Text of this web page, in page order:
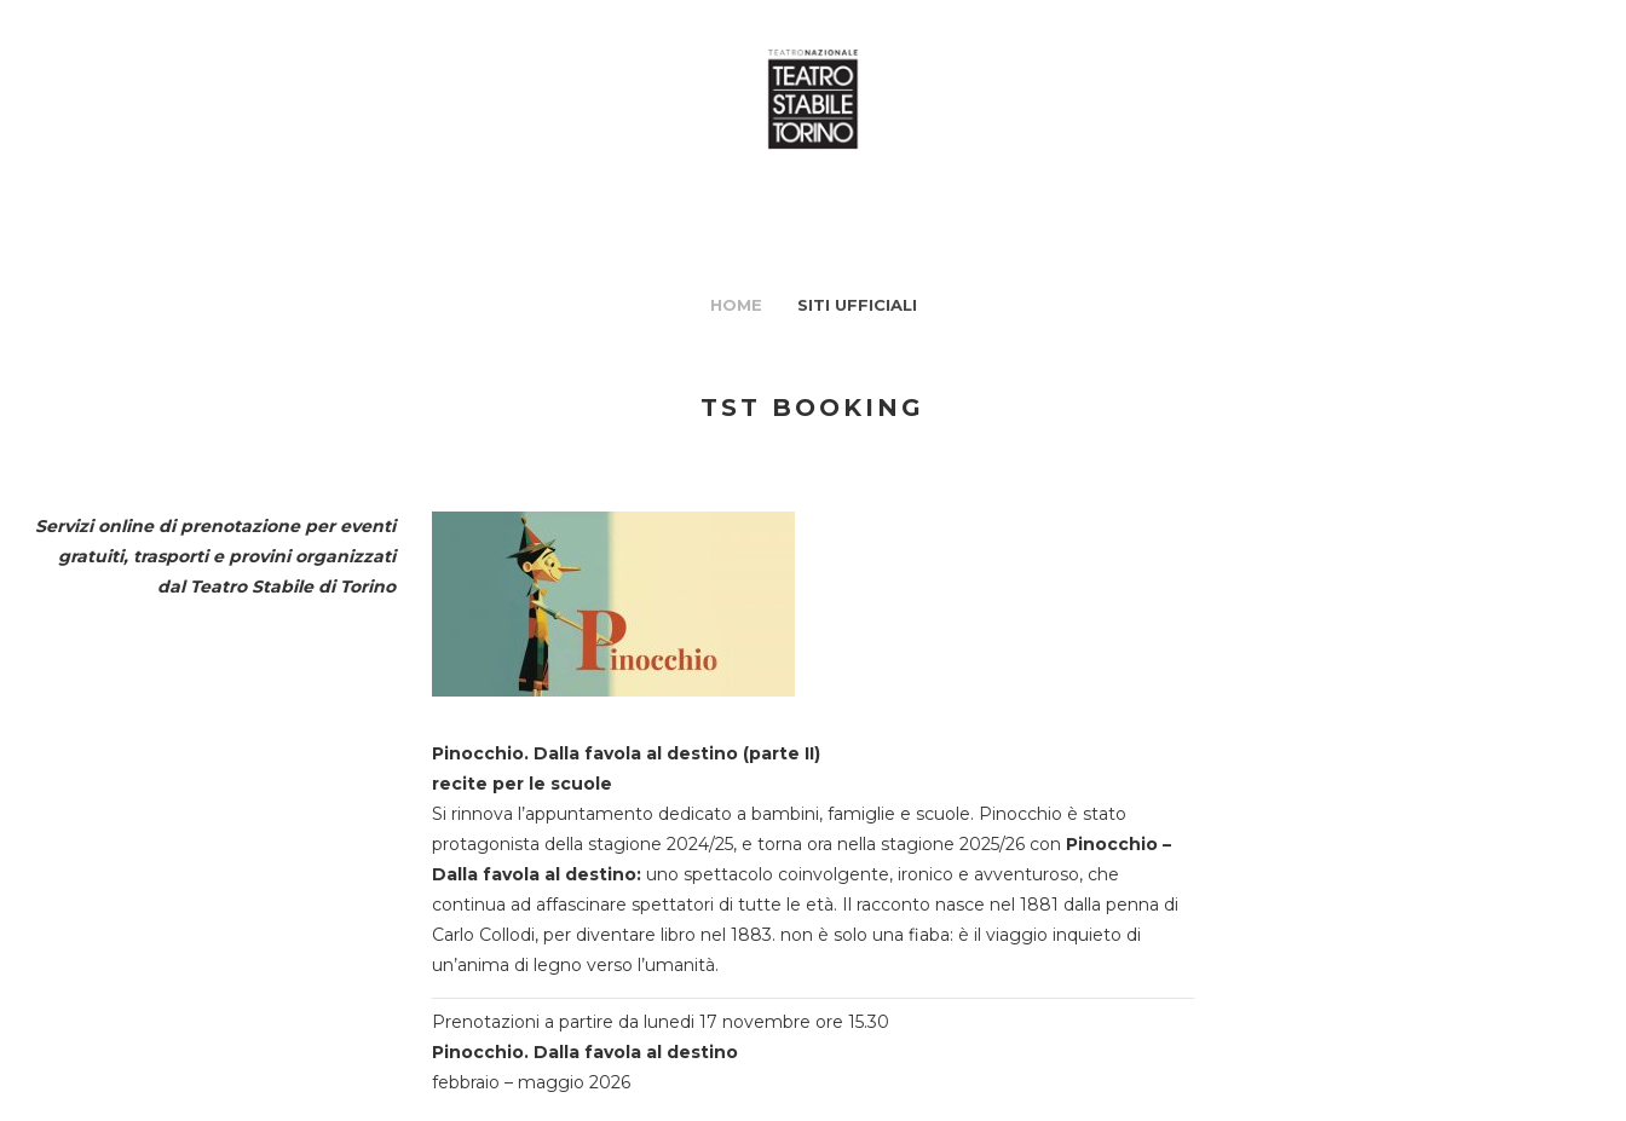
HOME SITI UFFICIALI
TST BOOKING
Servizi online di prenotazione per eventi
gratuiti, trasporti e provini organizzati
dal Teatro Stabile di Torino
Pinocchio. Dalla favola al destino (parte II)
recite per le scuole
Si rinnova l’appuntamento dedicato a bambini, famiglie e scuole. Pinocchio è stato
protagonista della stagione 2024/25, e torna ora nella stagione 2025/26 con Pinocchio –
Dalla favola al destino:uno spettacolo coinvolgente, ironico e avventuroso, che
continua ad affascinare spettatori di tutte le età. Il racconto nasce nel 1881 dalla penna di
Carlo Collodi, per diventare libro nel 1883. non è solo una fiaba: è il viaggio inquieto di
un’anima di legno verso l’umanità.
Prenotazioni a partire da lunedi 17 novembre ore 15.30
Pinocchio. Dalla favola al destino
febbraio – maggio 2026